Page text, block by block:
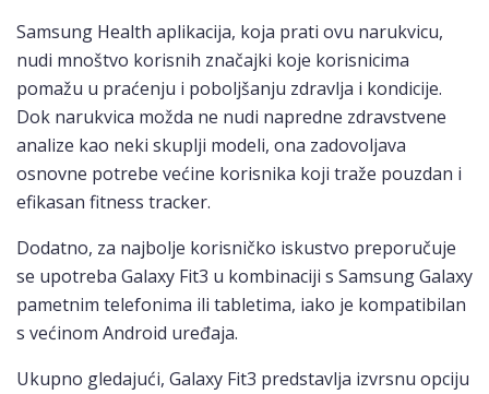
Samsung Health aplikacija, koja prati ovu narukvicu,
nudi mnoštvo korisnih značajki koje korisnicima
pomažu u praćenju i poboljšanju zdravlja i kondicije.
Dok narukvica možda ne nudi napredne zdravstvene
analize kao neki skuplji modeli, ona zadovoljava
osnovne potrebe većine korisnika koji traže pouzdan i
efikasan fitness tracker.
Dodatno, za najbolje korisničko iskustvo preporučuje
se upotreba Galaxy Fit3 u kombinaciji s Samsung Galaxy
pametnim telefonima ili tabletima, iako je kompatibilan
s većinom Android uređaja.
Ukupno gledajući, Galaxy Fit3 predstavlja izvrsnu opciju